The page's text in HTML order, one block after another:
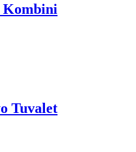
Kombini
Tuvalet